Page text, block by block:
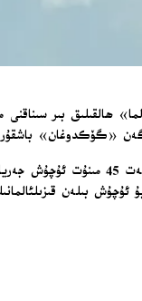
ئومۇمىي